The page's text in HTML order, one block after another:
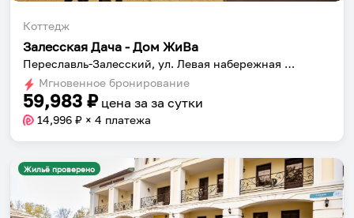
Коттедж
Залесская Дача - Дом ЖиВа
Переславль-Залесский, ул. Левая набережная д.9б
Мгновенное бронирование
59,983 ₽ цена за за сутки
14,996 ₽ × 4 платежа
Жильё проверено